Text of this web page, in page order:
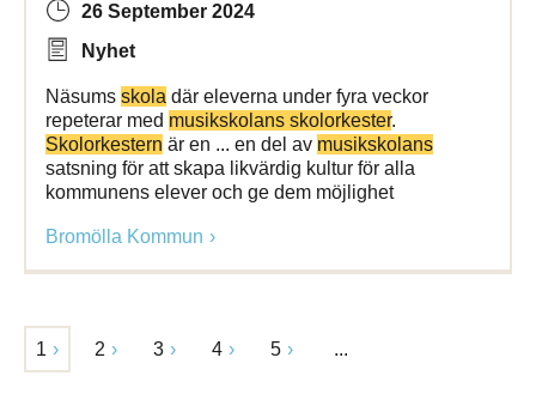
26 September 2024
Nyhet
Näsums skola där eleverna under fyra veckor
repeterar med musikskolans skolorkester.
Skolorkestern är en ... en del av musikskolans
satsning för att skapa likvärdig kultur för alla
kommunens elever och ge dem möjlighet
Bromölla Kommun
1 2 3 4 5 ...